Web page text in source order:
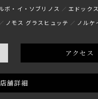
ボ・イ・ソブリノス
エドックス
ノモス グラスヒュッテ ノルケ
アクセス
店舗詳細